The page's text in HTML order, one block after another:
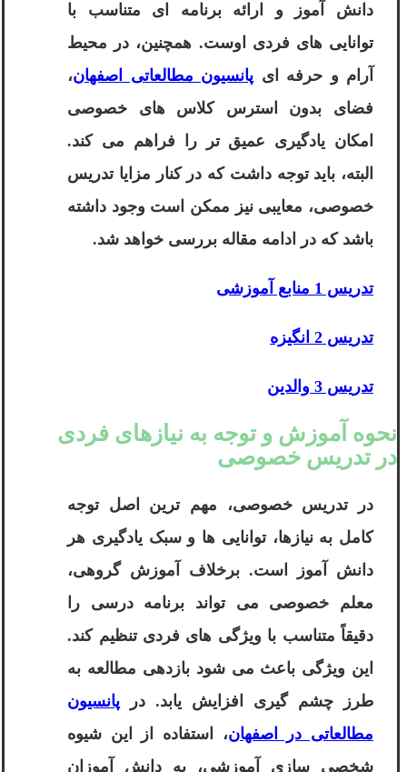
دانش آموز و ارائه برنامه ای متناسب با
توانایی های فردی اوست. همچنین، در محیط
آرام و حرفه ای پانسیون مطالعاتی اصفهان،
فضای بدون استرس کلاس های خصوصی
امکان یادگیری عمیق تر را فراهم می کند.
البته، باید توجه داشت که در کنار مزایا تدریس
خصوصی، معایبی نیز ممکن است وجود داشته
باشد که در ادامه مقاله بررسی خواهد شد.
تدریس 1 منابع آموزشی
تدریس 2 انگیزه
تدریس 3 والدین
نحوه آموزش و توجه به نیازهای فردی
در تدریس خصوصی
در تدریس خصوصی، مهم ترین اصل توجه
کامل به نیازها، توانایی ها و سبک یادگیری هر
دانش آموز است. برخلاف آموزش گروهی،
معلم خصوصی می تواند برنامه درسی را
دقیقاً متناسب با ویژگی های فردی تنظیم کند.
این ویژگی باعث می شود بازدهی مطالعه به
طرز چشم گیری افزایش یابد. در پانسیون
مطالعاتی در اصفهان، استفاده از این شیوه
شخصی سازی آموزشی، به دانش آموزان